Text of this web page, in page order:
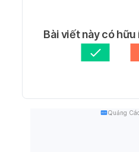
Bài viết này có hữu
Quảng